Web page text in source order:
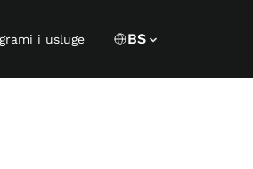
i uslugeLanguage
CURRENT
BS